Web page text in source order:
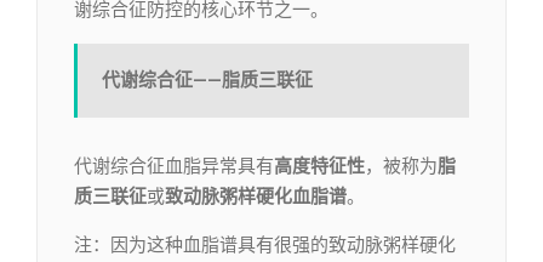
谢综合征防控的核心环节之一。
代谢综合征——脂质三联征
代谢综合征血脂异常具有高度特征性，被称为脂
质三联征或致动脉粥样硬化血脂谱。
注：因为这种血脂谱具有很强的致动脉粥样硬化